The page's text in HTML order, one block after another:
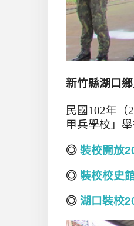
新竹縣湖口
民國102年 （
甲兵學校 」
◎ 裝校開放
◎ 裝校校史
◎ 湖口裝校